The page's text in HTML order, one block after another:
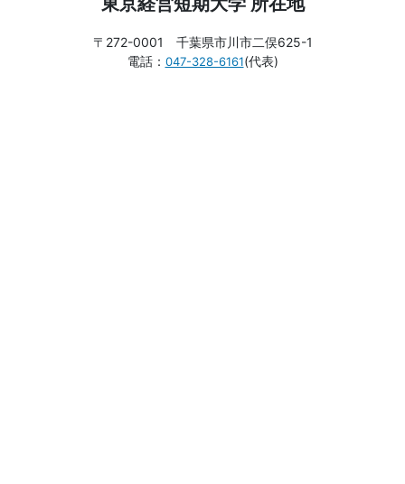
〒272-0001 千葉県市川市二俣625-1
電話： 047-328-6161(代表)